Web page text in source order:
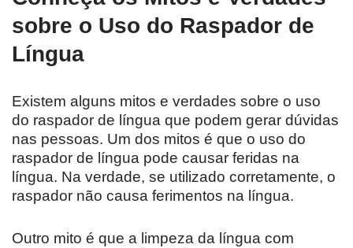
sobre o Uso do Raspador de
Língua
Existem alguns mitos e verdades sobre o uso
do raspador de língua que podem gerar dúvidas
nas pessoas. Um dos mitos é que o uso do
raspador de língua pode causar feridas na
língua. Na verdade, se utilizado corretamente, o
raspador não causa ferimentos na língua.
Outro mito é que a limpeza da língua com